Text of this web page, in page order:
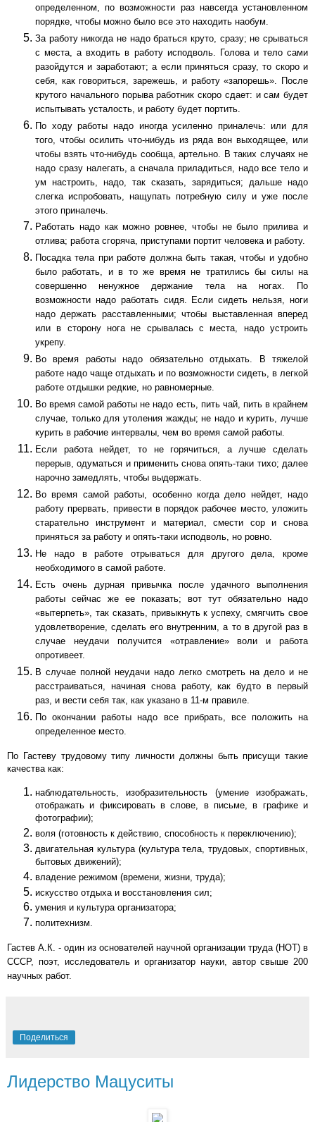
определенном, по возможности раз навсегда установленном
порядке, чтобы можно было все это находить наобум.
За работу никогда не надо браться круто, сразу; не срываться
с места, а входить в работу исподволь. Голова и тело сами
разойдутся и заработают; а если приняться сразу, то скоро и
себя, как говориться, зарежешь, и работу «запорешь». После
крутого начального порыва работник скоро сдает: и сам будет
испытывать усталость, и работу будет портить.
По ходу работы надо иногда усиленно приналечь: или для
того, чтобы осилить что-нибудь из ряда вон выходящее, или
чтобы взять что-нибудь сообща, артельно. В таких случаях не
надо сразу налегать, а сначала приладиться, надо все тело и
ум настроить, надо, так сказать, зарядиться; дальше надо
слегка испробовать, нащупать потребную силу и уже после
этого приналечь.
Работать надо как можно ровнее, чтобы не было прилива и
отлива; работа сгоряча, приступами портит человека и работу.
Посадка тела при работе должна быть такая, чтобы и удобно
было работать, и в то же время не тратились бы силы на
совершенно ненужное держание тела на ногах. По
возможности надо работать сидя. Если сидеть нельзя, ноги
надо держать расставленными; чтобы выставленная вперед
или в сторону нога не срывалась с места, надо устроить
укрепу.
Во время работы надо обязательно отдыхать. В тяжелой
работе надо чаще отдыхать и по возможности сидеть, в легкой
работе отдышки редкие, но равномерные.
Во время самой работы не надо есть, пить чай, пить в крайнем
случае, только для утоления жажды; не надо и курить, лучше
курить в рабочие интервалы, чем во время самой работы.
Если работа нейдет, то не горячиться, а лучше сделать
перерыв, одуматься и применить снова опять-таки тихо; далее
нарочно замедлять, чтобы выдержать.
Во время самой работы, особенно когда дело нейдет, надо
работу прервать, привести в порядок рабочее место, уложить
старательно инструмент и материал, смести сор и снова
приняться за работу и опять-таки исподволь, но ровно.
Не надо в работе отрываться для другого дела, кроме
необходимого в самой работе.
Есть очень дурная привычка после удачного выполнения
работы сейчас же ее показать; вот тут обязательно надо
«вытерпеть», так сказать, привыкнуть к успеху, смягчить свое
удовлетворение, сделать его внутренним, а то в другой раз в
случае неудачи получится «отравление» воли и работа
опротивеет.
В случае полной неудачи надо легко смотреть на дело и не
расстраиваться, начиная снова работу, как будто в первый
раз, и вести себя так, как указано в 11-м правиле.
По окончании работы надо все прибрать, все положить на
определенное место.
По Гастеву трудовому типу личности должны быть присущи такие
качества как:
наблюдательность, изобразительность (умение изображать,
отображать и фиксировать в слове, в письме, в графике и
фотографии);
воля (готовность к действию, способность к переключению);
двигательная культура (культура тела, трудовых, спортивных,
бытовых движений);
владение режимом (времени, жизни, труда);
искусство отдыха и восстановления сил;
умения и культура организатора;
политехнизм.
Гастев А.К. - один из основателей научной организации труда (НОТ) в
СССР, поэт, исследователь и организатор науки, автор свыше 200
научных работ.
Поделиться
Лидерство Мацуситы